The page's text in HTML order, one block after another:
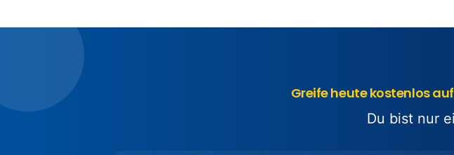
Greife heute kostenlos
Du bist nur